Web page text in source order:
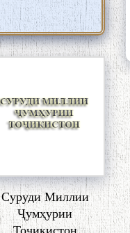
Суруди Миллии
Ҷумҳурии